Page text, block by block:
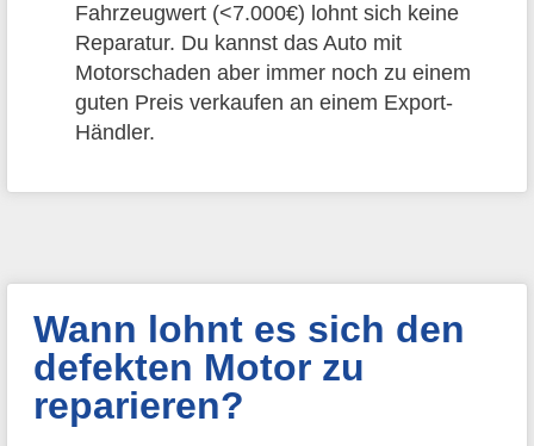
Fahrzeugwert (<7.000€) lohnt sich keine
Reparatur. Du kannst das Auto mit
Motorschaden aber immer noch zu einem
guten Preis verkaufen an einem Export-
Händler.
Wann lohnt es sich den
defekten Motor zu
reparieren?